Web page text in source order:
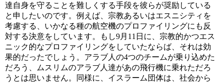
達自身を守ることを難しくする手段を彼らが奨励している
と申したいのです。例えば、宗教あるいはエスニシティを
考慮する、いかなる種の航空機のプロファイリングにも反
対する決意をしています。もし9月11日に、宗教的かつエス
ニック的なプロファイリングをしていたならば、それは効
果的だったでしょう。アラブ人の4つのチームが乗り込めた
だろう、ムスリムのアラブ人達があの飛行機に乗れただろ
うとは思いません。同様に、イスラーム団体は、社会から